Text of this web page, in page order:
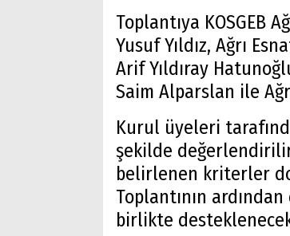
Toplantıya KOSGEB
Yusuf Yıldız, Ağrı
Arif Yıldıray
Saim Alparslan ile
Kurul üyeleri
şekilde
belirlenen kriterler
Toplantının
birlikte